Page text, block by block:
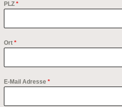
PLZ *
Ort *
E-Mail Adresse *